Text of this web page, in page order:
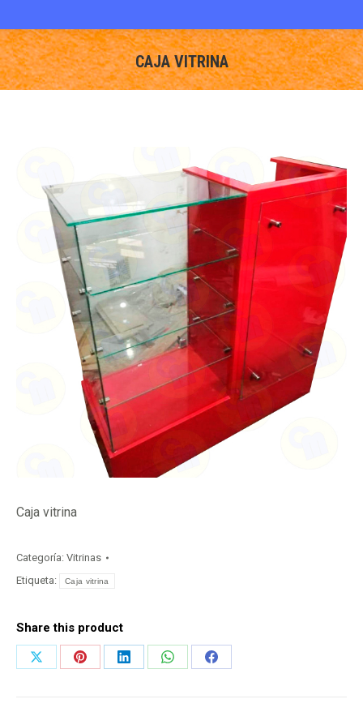
CAJA VITRINA
You are here:
Caja vitrina
Categoría: Vitrinas
Etiqueta:
Caja vitrina
Share this product
Share
Share
Share
Share
Share